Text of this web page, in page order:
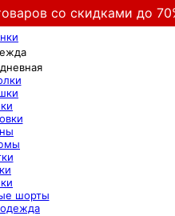
со скидками до
шорты